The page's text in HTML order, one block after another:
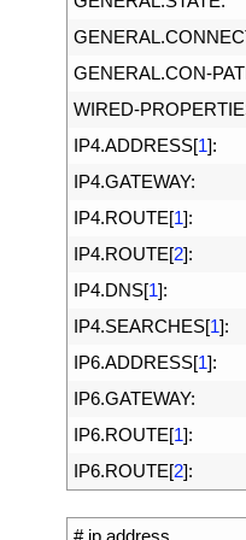
GENERAL.
GENERAL.CON-
WIRED-
IP4.ADDRESS[1]:
IP4.GATEWAY:
IP4.ROUTE[1]:
IP4.ROUTE[2]:
IP4.DNS[1]:
IP4.SEARCHES[1]:
IP6.ADDRESS[1]:
IP6.GATEWAY:
IP6.ROUTE[1]:
IP6.ROUTE[2]:
# ip address